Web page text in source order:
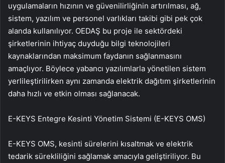
uygulamaların hızının ve güvenilirliğinin artırılması, ağ,
sistem, yazılım ve personel varlıkları takibi gibi pek çok
alanda kullanılıyor. OEDAŞ bu proje ile sektördeki
şirketlerinin ihtiyaç duyduğu bilgi teknolojileri
kaynaklarından maksimum faydanın sağlanmasını
amaçlıyor. Böylece yabancı yazılımlarla yönetilen sistem
yerlileştirilirken aynı zamanda elektrik dağıtım şirketlerinin
daha hızlı ve etkin olması sağlanacak.
E-KEYS Entegre Kesinti Yönetim Sistemi (E-KEYS OMS)
E-KEYS OMS, kesinti sürelerini kısaltmak ve elektrik
tedarik sürekliliğini sağlamak amacıyla geliştiriliyor. Bu